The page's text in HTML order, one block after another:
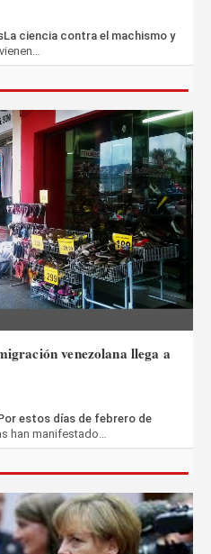
ciencia contra el machismo y
venezolana llega a
estos días de febrero de
han manifestado…